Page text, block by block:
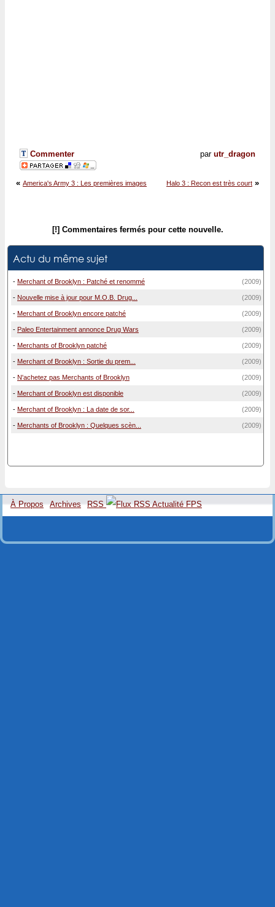
par utr_dragon
Commenter
Halo 3 : Recon est très court »
« America's Army 3 : Les premières images
[!] Commentaires fermés pour cette nouvelle.
Actu du même sujet
- Merchant of Brooklyn : Patché et renommé (2009)
- Nouvelle mise à jour pour M.O.B. Drug... (2009)
- Merchant of Brooklyn encore patché (2009)
- Paleo Entertainment annonce Drug Wars (2009)
- Merchants of Brooklyn patché (2009)
- Merchant of Brooklyn : Sortie du prem... (2009)
- N'achetez pas Merchants of Brooklyn (2009)
- Merchant of Brooklyn est disponible (2009)
- Merchant of Brooklyn : La date de sor... (2009)
- Merchants of Brooklyn : Quelques scèn... (2009)
À Propos Archives RSS